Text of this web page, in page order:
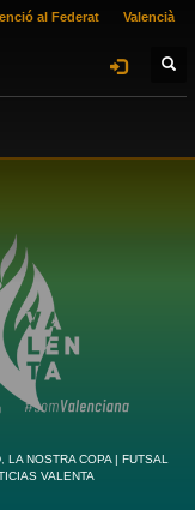
al Federat Valencià
, LA NOSTRA COPA | FUTSAL
VALENTA